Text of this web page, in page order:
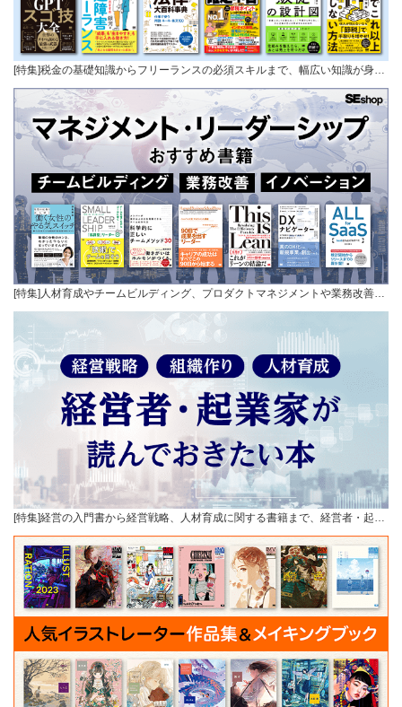
[特集]税金の基礎知識からフリーランスの必須スキルまで、幅広い知識が身…
[特集]人材育成やチームビルディング、プロダクトマネジメントや業務改善…
[特集]経営の入門書から経営戦略、人材育成に関する書籍まで、経営者・起…